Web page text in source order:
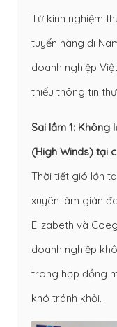
Từ kinh nghiệm
tuyến hàng đi
doanh nghiệp
thiếu thông tin
Sai lầm 1:
(High Winds) tại
Thời tiết gió lớn
xuyên làm gián
Elizabeth và
doanh nghiệp
trong hợp đồng
khó tránh khỏi.